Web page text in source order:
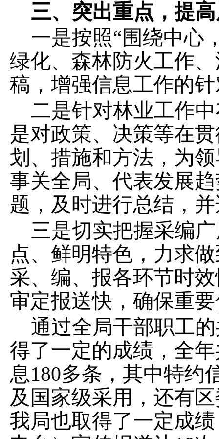
三、突出重点，提
一是按照“围绕中心
绿化、森林防火工作
稿，增强信息工作的
二是针对林业工作
是对政策、决策等在
划、措施和方法，为
事关全局、代表发展
题，及时进行总结，
三是切实把握采编
点、鲜明特色，力求
采、编、报各环节时
审定报送快，确保重
通过全局干部职工
得了一定的成绩，全
息180多条，其中特约
及国家级采用，还有
我局也取得了一定成